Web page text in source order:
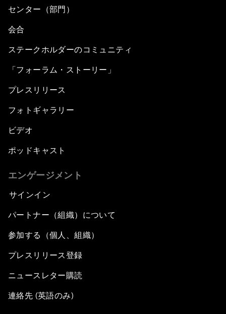
センター（部門）
会合
ステークホルダーのコミュニティ
「フォーラム・ストーリー」
プレスリリース
フォトギャラリー
ビデオ
ポッドキャスト
エンゲージメント
サインイン
パートナー（組織）について
参加する（個人、組織）
プレスリリース登録
ニュースレター購読
連絡先 (英語のみ)